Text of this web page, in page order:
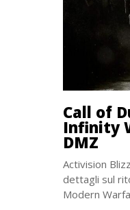
Call of
Infinity
DMZ
Activision
dettagli sul
Modern